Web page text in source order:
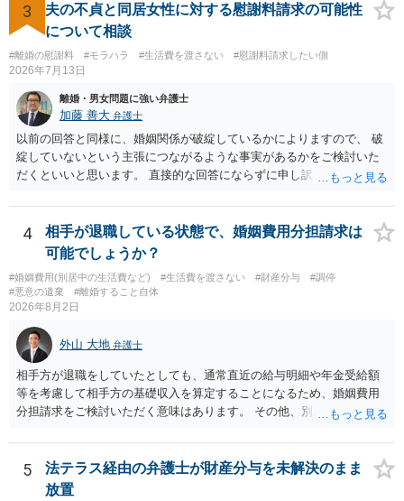
3
夫の不貞と同居女性に対する慰謝料請求の可能性
について相談
#離婚の慰謝料 #モラハラ #生活費を渡さない #慰謝料請求したい側
2026年7月13日
離婚・男女問題に強い弁護士
加藤 善大 弁護士
以前の回答と同様に、婚姻関係が破綻しているかによりますので、 破
綻していないという主張につながるような事実があるかをご検討いた
だくといいと思います。 直接的な回答にならずに申し訳ございません
4
相手が退職している状態で、婚姻費用分担請求は
可能でしょうか？
#婚姻費用(別居中の生活費など) #生活費を渡さない #財産分与
#調停
#悪意の遺棄
#離婚すること自体
2026年8月2日
外山 大地 弁護士
相手方が退職をしていたとしても、通常直近の給与明細や年金受給額
等を考慮して相手方の基礎収入を算定することになるため、婚姻費用
分担請求をご検討いただく意味はあります。 その他、別居の経緯、質
て、ご検討いただくのが良いかと思います。
5
法テラス経由の弁護士が財産分与を未解決のまま
放置